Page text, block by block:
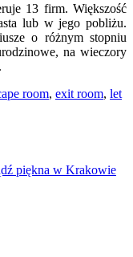
13 firm. Większość
lub w jego pobliżu.
o różnym stopniu
na wieczory
room, exit room, let
piękna w Krakowie